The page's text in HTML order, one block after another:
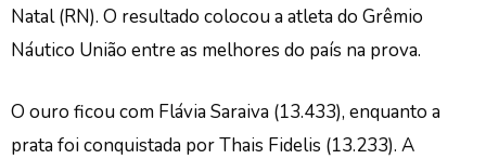
Natal (RN). O resultado colocou a atleta do Grêmio
Náutico União entre as melhores do país na prova.
O ouro ficou com Flávia Saraiva (13.433), enquanto a
prata foi conquistada por Thais Fidelis (13.233). A